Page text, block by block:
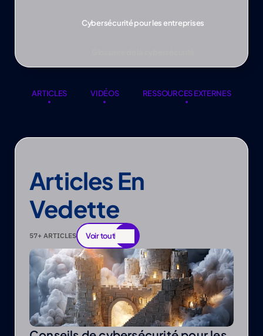
Cybersécurité pour les entreprises
ARTICLES
ARTICLES
VIDÉOS
VIDÉOS
RESSOURCES EXTERNES
RESSOURCES EXTERNES
Articles En
Vedette
57+ ARTICLES
Voir tout
Voir tout